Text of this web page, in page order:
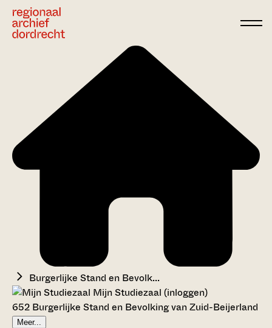
Burgerlijke Stand en Bevolk...
Mijn Studiezaal (inloggen)
652 Burgerlijke Stand en Bevolking van Zuid-Beijerland
Meer...